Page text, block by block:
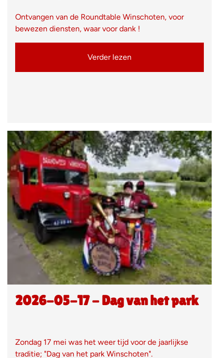
Ontvangen van de Roundtable Winschoten, voor
bewezen diensten, waar voor dank !
Verder lezen
2026-05-17 - Dag van het park
Zondag 17 mei was het weer tijd voor de jaarlijkse
traditie; "Dag van het park Winschoten".